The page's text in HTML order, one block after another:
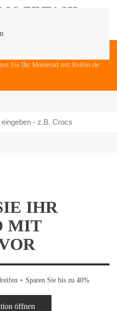
Sie Ihr Motorrad mit Reifen.de
IHR
MIT
+ Sparen Sie bis zu 40%
öffnen